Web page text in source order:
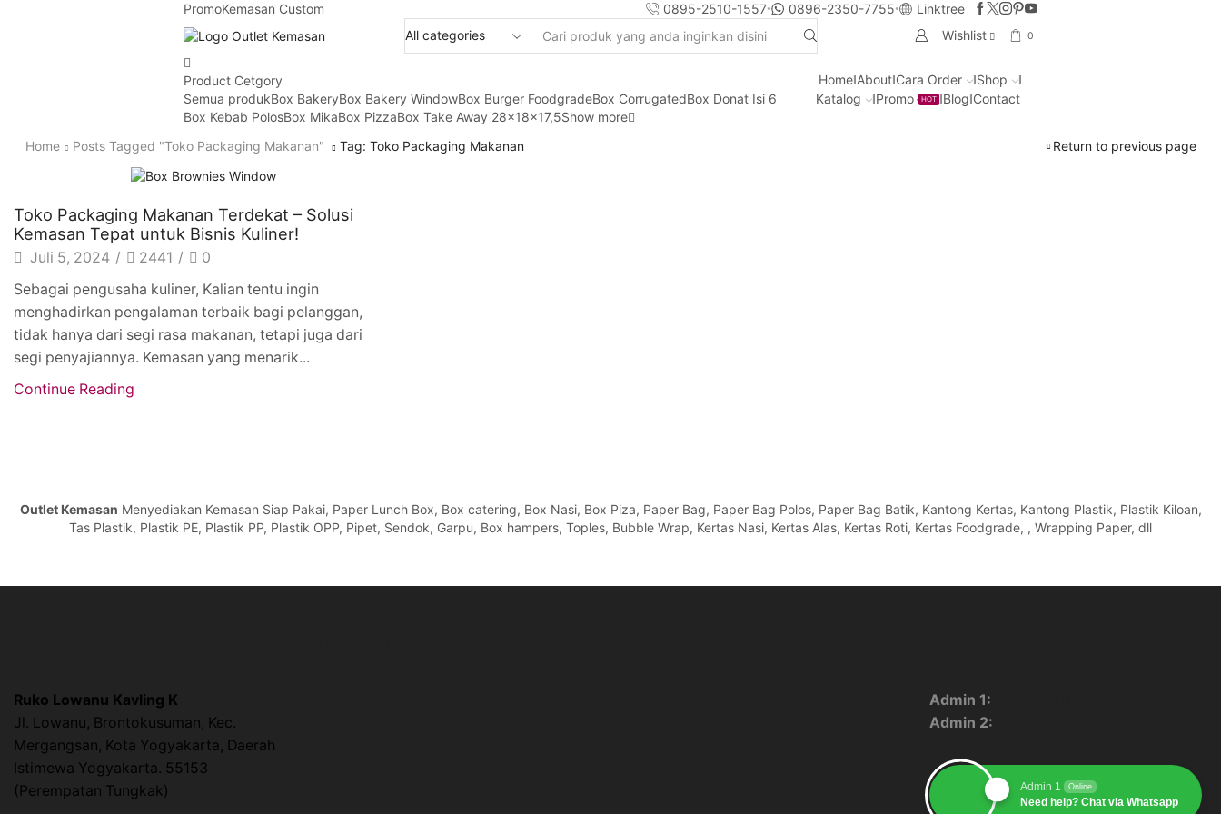
PromoKemasan Custom 0895-2510-1557 0896-2350-7755 Linktree
Search
Wishlist 0
Product Cetgory
Semua produkBox BakeryBox Bakery WindowBox Burger FoodgradeBox CorrugatedBox Donat Isi 6
Box Kebab PolosBox MikaBox PizzaBox Take Away 28x18x17,5Show more
Home About Cara Order
Shop
Katalog
Promo HOT Blog Contact
Return to previous page
Home Posts Tagged "Toko Packaging Makanan" Tag: Toko Packaging Makanan
Artikel
Toko Packaging Makanan Terdekat – Solusi
Kemasan Tepat untuk Bisnis Kuliner!
Juli 5, 2024 / 2441 /
0
Sebagai pengusaha kuliner, Kalian tentu ingin
menghadirkan pengalaman terbaik bagi pelanggan,
tidak hanya dari segi rasa makanan, tetapi juga dari
segi penyajiannya. Kemasan yang menarik...
Continue Reading
Outlet Kemasan Menyediakan Kemasan Siap Pakai, Paper Lunch Box, Box catering, Box Nasi, Box Piza, Paper Bag, Paper Bag Polos, Paper Bag Batik, Kantong Kertas, Kantong Plastik, Plastik Kiloan,
Tas Plastik, Plastik PE, Plastik PP, Plastik OPP, Pipet, Sendok, Garpu, Box hampers, Toples, Bubble Wrap, Kertas Nasi, Kertas Alas, Kertas Roti, Kertas Foodgrade, , Wrapping Paper, dll
Ruko Lowanu Kavling K
Jl. Lowanu, Brontokusuman, Kec.
Mergangsan, Kota Yogyakarta, Daerah
Istimewa Yogyakarta. 55153
(Perempatan Tungkak)
Admin 1:
Admin 2:
Admin 1 Online
Need help? Chat via Whatsapp